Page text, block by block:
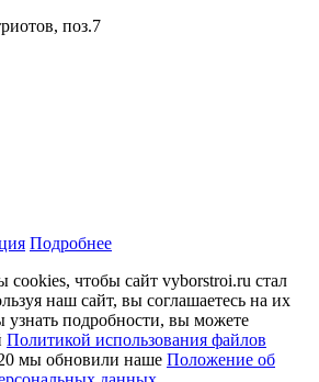
поз.7
Подробнее
чтобы сайт vyborstroi.ru стал
наш сайт, вы соглашаетесь на их
узнать подробности, вы можете
Политикой использования файлов
мы обновили наше Положение об